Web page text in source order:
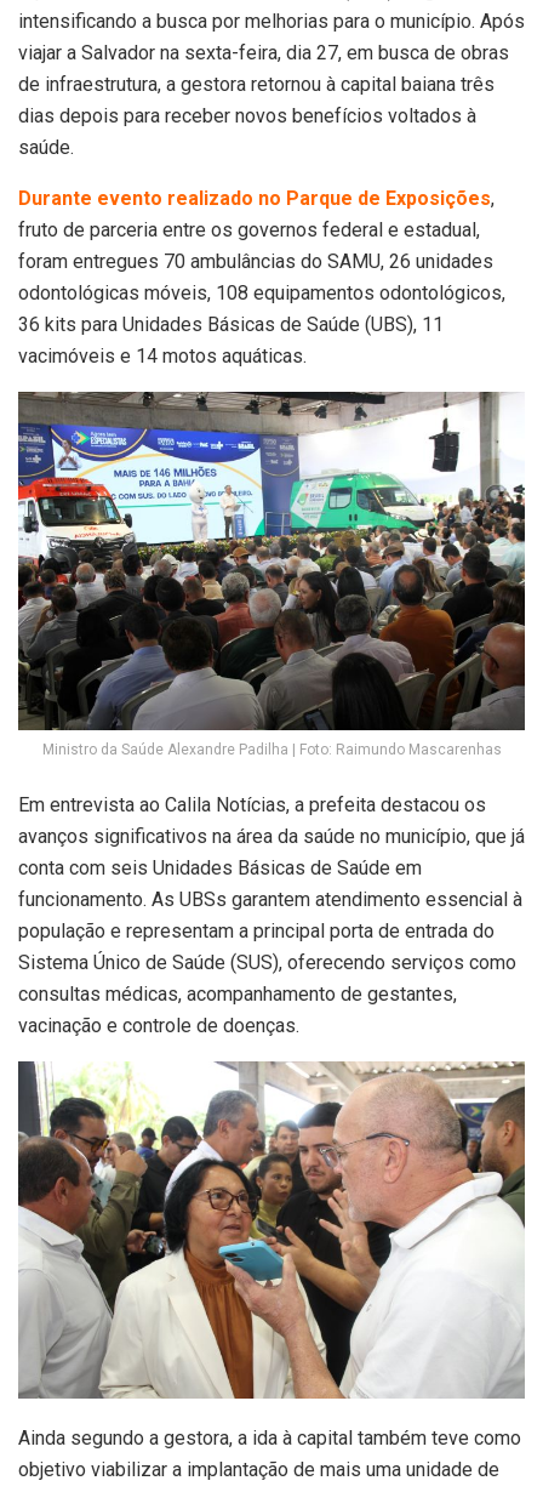
intensificando a busca por melhorias para o município. Após
viajar a Salvador na sexta-feira, dia 27, em busca de obras
de infraestrutura, a gestora retornou à capital baiana três
dias depois para receber novos benefícios voltados à
saúde.
Durante evento realizado no Parque de Exposições,
fruto de parceria entre os governos federal e estadual,
foram entregues 70 ambulâncias do SAMU, 26 unidades
odontológicas móveis, 108 equipamentos odontológicos,
36 kits para Unidades Básicas de Saúde (UBS), 11
vacimóveis e 14 motos aquáticas.
Ministro da Saúde Alexandre Padilha | Foto: Raimundo Mascarenhas
Em entrevista ao Calila Notícias, a prefeita destacou os
avanços significativos na área da saúde no município, que já
conta com seis Unidades Básicas de Saúde em
funcionamento. As UBSs garantem atendimento essencial à
população e representam a principal porta de entrada do
Sistema Único de Saúde (SUS), oferecendo serviços como
consultas médicas, acompanhamento de gestantes,
vacinação e controle de doenças.
Ainda segundo a gestora, a ida à capital também teve como
objetivo viabilizar a implantação de mais uma unidade de